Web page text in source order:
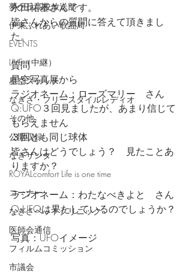
夢ケ丘高校放送部
伊東ふれあい歌謡局
EVENTS
LIVE（中継）
星空スケッチ
なぎさ・フリースタイルレディオ
その他
公開収録
なぎサンタ
ROYALcomfort Life is one time
コーナー
なぎさペットクリニック
医師会通信
フィルムコミッション
市議会
永田祐基さんです。
皆さんからの質問に答えて頂きまし
た。
質問
星空写真展から
ラジオネーム：ローズマリー　さん
Q:UFO３回見ましたが、あまり信じて
もらえません
３回とも同じ球体
皆さんはどうでしょう？　見たことあ
りますか？
ラジオネーム：わたなべきよと　さん
Q:UFOは果たしているのでしょうか？
写真：UFOイメージ